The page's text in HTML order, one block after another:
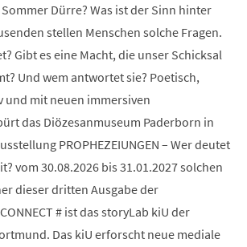
Dürre? Was ist der Sinn hinter
stellen Menschen solche Fragen.
Gibt es eine Macht, die unser Schicksal
Und wem antwortet sie? Poetisch,
und mit neuen immersiven
das Diözesanmuseum Paderborn in
PROPHEZEIUNGEN – Wer deutet
vom 30.08.2026 bis 31.01.2027 solchen
dieser dritten Ausgabe der
# ist das storyLab kiU der
Das kiU erforscht neue mediale